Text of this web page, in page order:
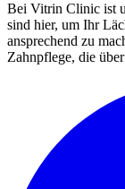
Bei Vitrin Clinic ist
sind hier, um Ihr
ansprechend zu
Zahnpflege, die